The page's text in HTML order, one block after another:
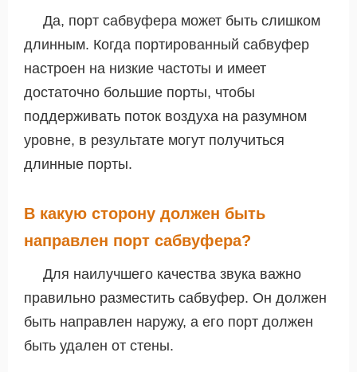
Да, порт сабвуфера может быть слишком
длинным. Когда портированный сабвуфер
настроен на низкие частоты и имеет
достаточно большие порты, чтобы
поддерживать поток воздуха на разумном
уровне, в результате могут получиться
длинные порты.
В какую сторону должен быть
направлен порт сабвуфера?
Для наилучшего качества звука важно
правильно разместить сабвуфер. Он должен
быть направлен наружу, а его порт должен
быть удален от стены.